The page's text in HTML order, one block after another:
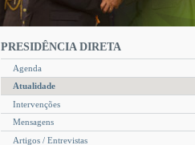
PRESIDÊNCIA DIRETA
Agenda
Atualidade
Intervenções
Mensagens
Artigos / Entrevistas